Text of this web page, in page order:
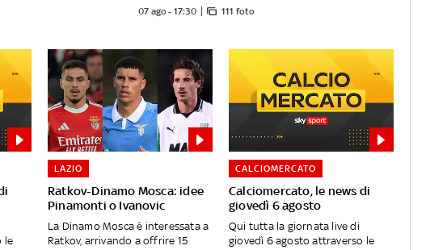
07 ago - 17:30 111 foto
le
Ratkov-Dinamo Mosca: idee
Pinamonti o Ivanovic
LAZIO
La Dinamo Mosca è interessata a
Ratkov, arrivando a offrire 15
Calciomercato, le news di
giovedì 6 agosto
CALCIOMERCATO
Qui tutta la giornata live di
giovedì 6 agosto attraverso le